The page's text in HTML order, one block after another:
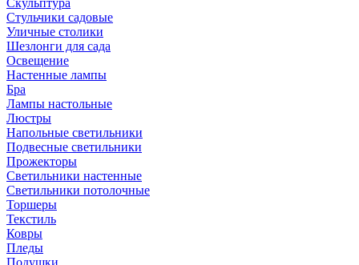
Скульптура
Стульчики садовые
Уличные столики
Шезлонги для сада
Освещение
Hастенные лампы
Бра
Лампы настольные
Люстры
Напольные светильники
Подвесные светильники
Прожекторы
Светильники настенные
Светильники потолочные
Торшеры
Текстиль
Ковры
Пледы
Подушки